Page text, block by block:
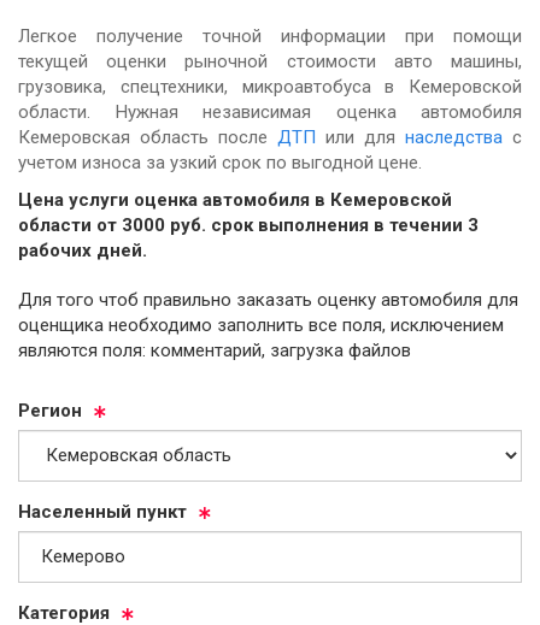
Легкое получение точной информации при помощи
текущей оценки рыночной стоимости авто машины,
грузовика, спецтехники, микроавтобуса в Кемеровской
области. Нужная независимая оценка автомобиля
Кемеровская область после ДТП или для наследства с
учетом износа за узкий срок по выгодной цене.
Цена услуги оценка автомобиля в Кемеровской
области от 3000 руб. cрок выполнения в течении 3
рабочих дней.
Для того чтоб правильно заказать оценку автомобиля для
оценщика необходимо заполнить все поля, исключением
являются поля: комментарий, загрузка файлов
Ре­ги­он
На­се­лен­ный пункт
Ка­те­го­рия